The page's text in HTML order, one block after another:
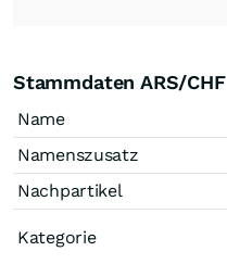
Stammdaten ARS/CHF
Name
Namenszusatz
Nachpartikel
Kategorie